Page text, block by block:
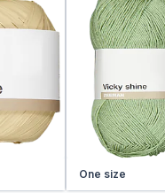
One size